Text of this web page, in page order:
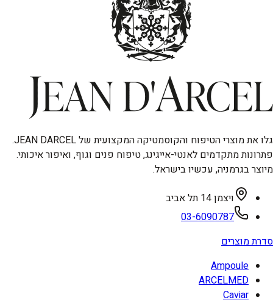
גלו את מוצרי הטיפוח והקוסמטיקה המקצועית של JEAN DARCEL.
פתרונות מתקדמים לאנטי-אייגינג, טיפוח פנים וגוף, ואיפור איכותי.
מיוצר בגרמניה, עכשיו בישראל.
ויצמן 14 תל אביב
03-6090787
סדרת מוצרים
Ampoule
ARCELMED
Caviar